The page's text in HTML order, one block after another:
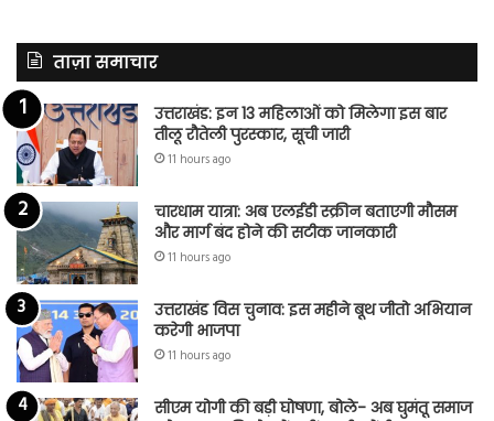
ताज़ा समाचार
उत्तराखंड: इन 13 महिलाओं को मिलेगा इस बार
तीलू रौतेली पुरस्कार, सूची जारी
11 hours ago
चारधाम यात्रा: अब एलईडी स्क्रीन बताएगी मौसम
और मार्ग बंद होने की सटीक जानकारी
11 hours ago
उत्तराखंड विस चुनाव: इस महीने बूथ जीतो अभियान
करेगी भाजपा
11 hours ago
सीएम योगी की बड़ी घोषणा, बोले- अब घुमंतू समाज